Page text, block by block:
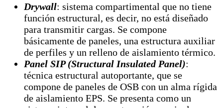
Drywall: sistema compartimental que no tiene
función estructural, es decir, no está diseñado
para transmitir cargas. Se compone
básicamente de paneles, una estructura auxiliar
de perfiles y un relleno de aislamiento térmico.
Panel SIP (Structural Insulated Panel):
técnica estructural autoportante, que se
compone de paneles de OSB con un alma rígida
de aislamiento EPS. Se presenta como un